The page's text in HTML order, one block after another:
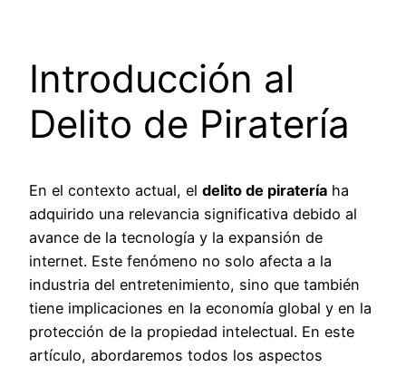
Introducción al
Delito de Piratería
En el contexto actual, el delito de piratería ha
adquirido una relevancia significativa debido al
avance de la tecnología y la expansión de
internet. Este fenómeno no solo afecta a la
industria del entretenimiento, sino que también
tiene implicaciones en la economía global y en la
protección de la propiedad intelectual. En este
artículo, abordaremos todos los aspectos